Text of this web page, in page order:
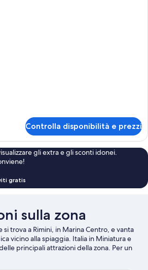
Controlla disponibilità e prezzi
gli extra e gli sconti idonei.
gratis
sulla zona
si trova a Rimini, in Marina Centro, e vanta
vicino alla spiaggia. Italia in Miniatura e
principali attrazioni della zona. Per un
è d'obbligo una tappa a Viale